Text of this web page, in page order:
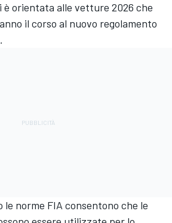
orientata alle vetture 2026 che
il corso al nuovo regolamento
le norme FIA consentono che le